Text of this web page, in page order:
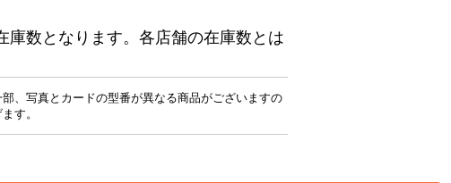
数となります。各店舗の在庫数とは
、写真とカードの型番が異なる商品がございますの
す。